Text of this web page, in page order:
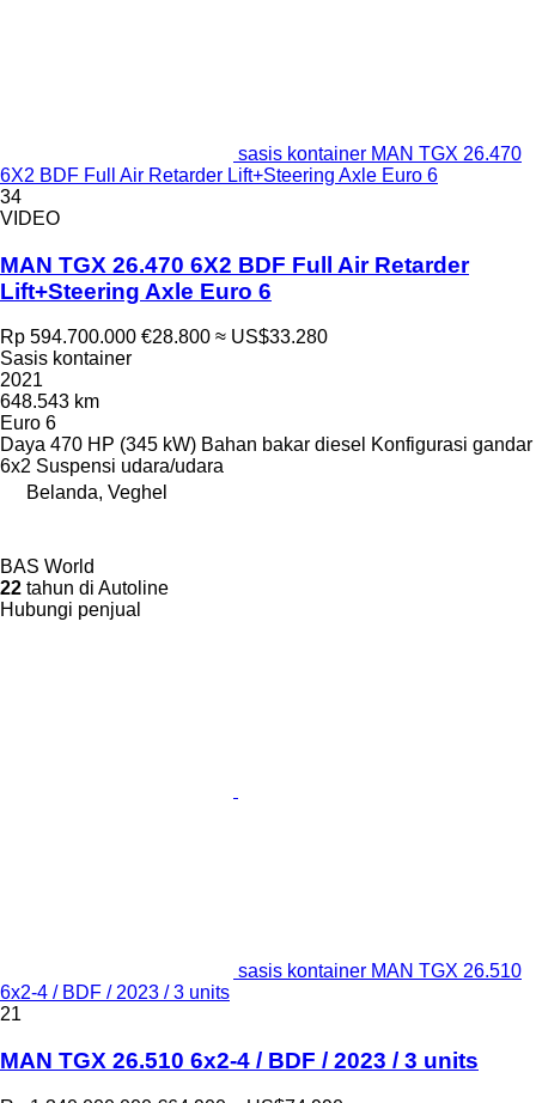
sasis kontainer MAN TGX 26.470
6X2 BDF Full Air Retarder Lift+Steering Axle Euro 6
34
VIDEO
MAN TGX 26.470 6X2 BDF Full Air Retarder
Lift+Steering Axle Euro 6
Rp 594.700.000 €28.800 ≈ US$33.280
Sasis kontainer
2021
648.543 km
Euro 6
Daya 470 HP (345 kW) Bahan bakar diesel Konfigurasi gandar
6x2 Suspensi udara/udara
Belanda, Veghel
BAS World
22 tahun di Autoline
Hubungi penjual
sasis kontainer MAN TGX 26.510
6x2-4 / BDF / 2023 / 3 units
21
MAN TGX 26.510 6x2-4 / BDF / 2023 / 3 units